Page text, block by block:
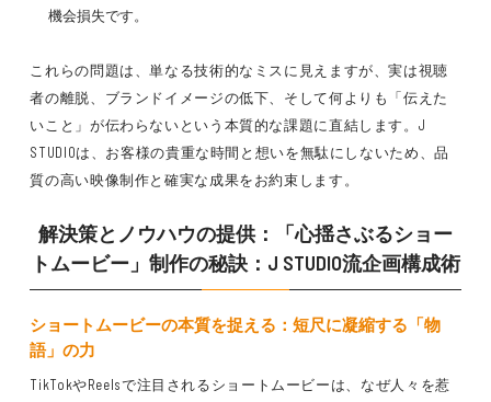
機会損失です。
これらの問題は、単なる技術的なミスに見えますが、実は視聴
者の離脱、ブランドイメージの低下、そして何よりも「伝えた
いこと」が伝わらないという本質的な課題に直結します。J
STUDIOは、お客様の貴重な時間と想いを無駄にしないため、品
質の高い映像制作と確実な成果をお約束します。
解決策とノウハウの提供：「心揺さぶるショー
トムービー」制作の秘訣：J STUDIO流企画構成術
ショートムービーの本質を捉える：短尺に凝縮する「物
語」の力
TikTokやReelsで注目されるショートムービーは、なぜ人々を惹